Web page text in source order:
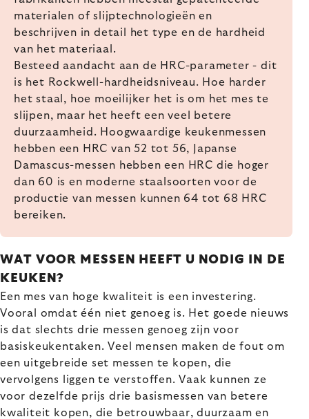
materialen of slijptechnologieën en
beschrijven in detail het type en de hardheid
van het materiaal.
Besteed aandacht aan de HRC-parameter - dit
is het Rockwell-hardheidsniveau. Hoe harder
het staal, hoe moeilijker het is om het mes te
slijpen, maar het heeft een veel betere
duurzaamheid. Hoogwaardige keukenmessen
hebben een HRC van 52 tot 56, Japanse
Damascus-messen hebben een HRC die hoger
dan 60 is en moderne staalsoorten voor de
productie van messen kunnen 64 tot 68 HRC
bereiken.
WAT VOOR MESSEN HEEFT U NODIG IN DE
KEUKEN?
Een mes van hoge kwaliteit is een investering.
Vooral omdat één niet genoeg is. Het goede nieuws
is dat slechts drie messen genoeg zijn voor
basiskeukentaken. Veel mensen maken de fout om
een uitgebreide set messen te kopen, die
vervolgens liggen te verstoffen. Vaak kunnen ze
voor dezelfde prijs drie basismessen van betere
kwaliteit kopen, die betrouwbaar, duurzaam en